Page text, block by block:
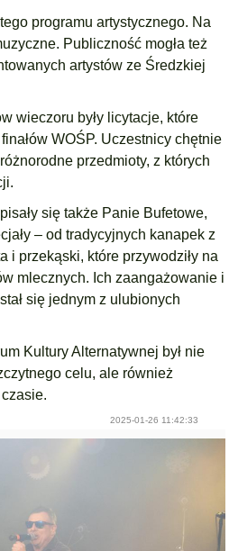
programu artystycznego. Na
Publiczność mogła też
artystów ze Średzkiej
wieczoru były licytacje, które
WOŚP. Uczestnicy chętnie
przedmioty, z których
się także Panie Bufetowe,
– od tradycyjnych kanapek z
i przekąski, które przywodziły na
mlecznych. Ich zaangażowanie i
się jednym z ulubionych
Kultury Alternatywnej był nie
celu, ale również
2025-01-26 11:42:33